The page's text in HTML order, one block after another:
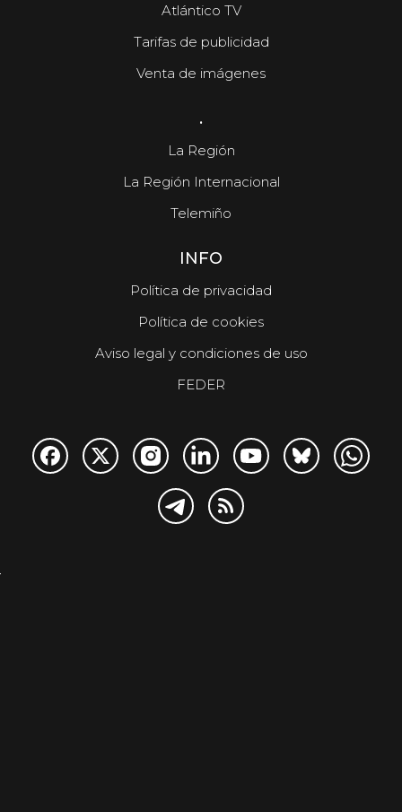
Atlántico TV
Tarifas de publicidad
Venta de imágenes
.
La Región
La Región Internacional
Telemiño
INFO
Política de privacidad
Política de cookies
Aviso legal y condiciones de uso
FEDER